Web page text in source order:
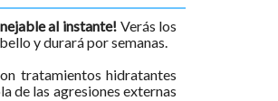
al instante! Verás los
y durará por semanas.
tratamientos hidratantes
de las agresiones externas